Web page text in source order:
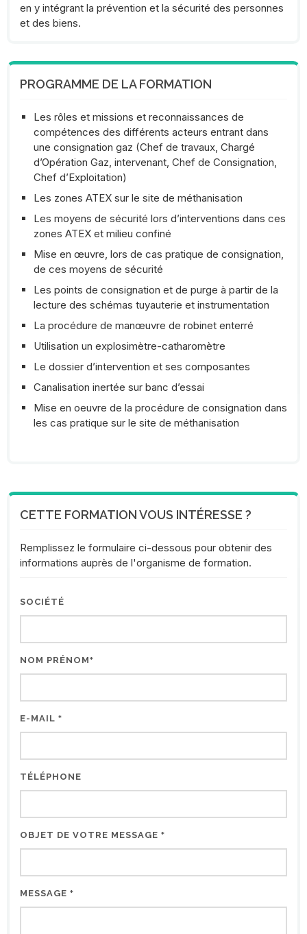
en y intégrant la prévention et la sécurité des personnes
et des biens.
PROGRAMME DE LA FORMATION
Les rôles et missions et reconnaissances de
compétences des différents acteurs entrant dans
une consignation gaz (Chef de travaux, Chargé
d’Opération Gaz, intervenant, Chef de Consignation,
Chef d’Exploitation)
Les zones ATEX sur le site de méthanisation
Les moyens de sécurité lors d’interventions dans ces
zones ATEX et milieu confiné
Mise en œuvre, lors de cas pratique de consignation,
de ces moyens de sécurité
Les points de consignation et de purge à partir de la
lecture des schémas tuyauterie et instrumentation
La procédure de manœuvre de robinet enterré
Utilisation un explosimètre-catharomètre
Le dossier d’intervention et ses composantes
Canalisation inertée sur banc d’essai
Mise en oeuvre de la procédure de consignation dans
les cas pratique sur le site de méthanisation
CETTE FORMATION VOUS INTÉRESSE ?
Remplissez le formulaire ci-dessous pour obtenir des
informations auprès de l'organisme de formation.
SOCIÉTÉ
NOM PRÉNOM*
E-MAIL *
TÉLÉPHONE
OBJET DE VOTRE MESSAGE *
MESSAGE *